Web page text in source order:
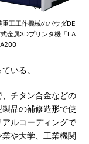
重工工作機械のパウダDE
金属3Dプリンタ機「LA
」
いる。
チタン合金などの
品の補修造形で使
ルコーディングで
や大学、工業機関